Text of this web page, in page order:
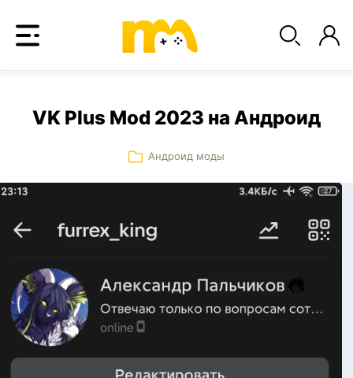
VK Plus Mod 2023 на Андроид
Андроид моды